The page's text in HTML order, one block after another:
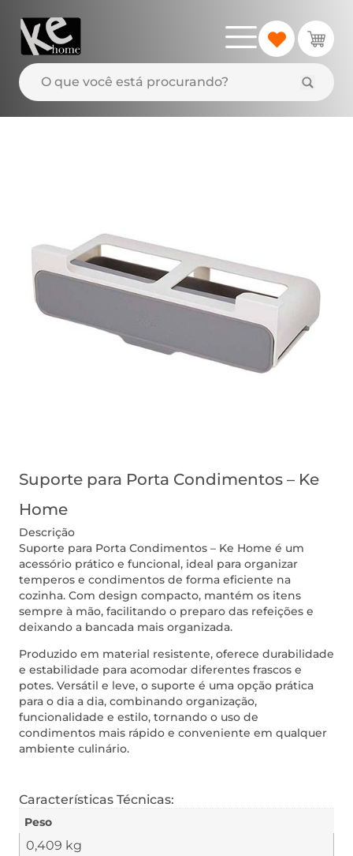
Suporte para Porta Condimentos – Ke
Home
Descrição
Suporte para Porta Condimentos – Ke Home é um
acessório prático e funcional, ideal para organizar
temperos e condimentos de forma eficiente na
cozinha. Com design compacto, mantém os itens
sempre à mão, facilitando o preparo das refeições e
deixando a bancada mais organizada.
Produzido em material resistente, oferece durabilidade
e estabilidade para acomodar diferentes frascos e
potes. Versátil e leve, o suporte é uma opção prática
para o dia a dia, combinando organização,
funcionalidade e estilo, tornando o uso de
condimentos mais rápido e conveniente em qualquer
ambiente culinário.
Características Técnicas:
Peso
0,409 kg